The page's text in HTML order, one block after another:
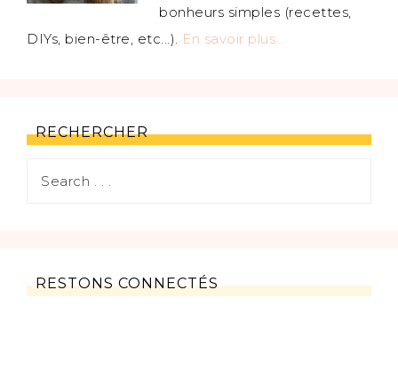
bonheurs simples (recettes,
DIYs, bien-être, etc...). En savoir plus…
RECHERCHER
RESTONS CONNECTÉS